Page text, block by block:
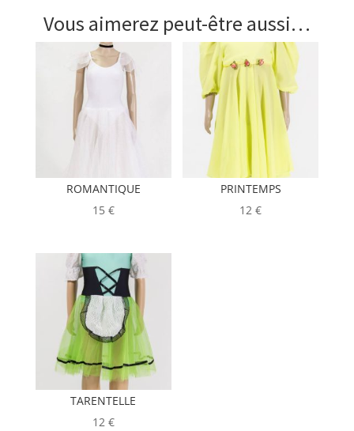
Vous aimerez peut-être aussi…
ROMANTIQUE
15 €
PRINTEMPS
12€
TARENTELLE
12 €